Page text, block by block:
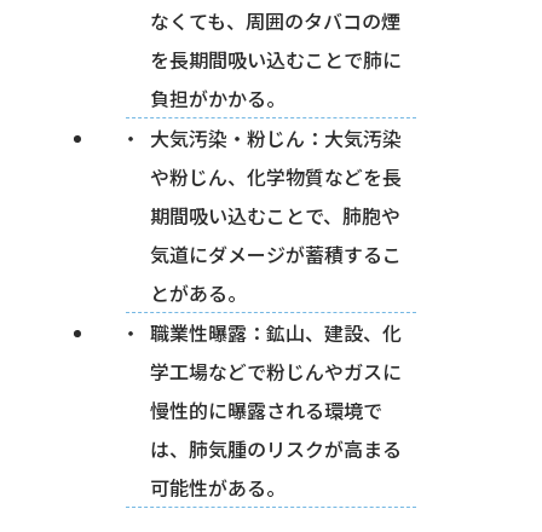
なくても、周囲のタバコの煙
を長期間吸い込むことで肺に
負担がかかる。
大気汚染・粉じん：大気汚染
や粉じん、化学物質などを長
期間吸い込むことで、肺胞や
気道にダメージが蓄積するこ
とがある。
職業性曝露：鉱山、建設、化
学工場などで粉じんやガスに
慢性的に曝露される環境で
は、肺気腫のリスクが高まる
可能性がある。